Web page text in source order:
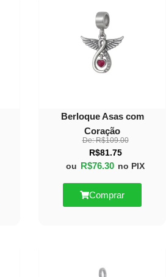
Berloque Asas com
Coração
De:R$109.00
R$81.75
ou R$76.30 no PIX
Comprar